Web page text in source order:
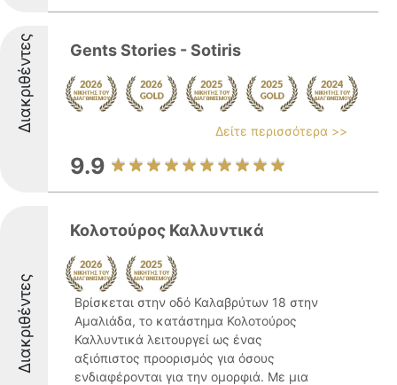
Διακριθέντες Gents Stories - Sotiris
Δείτε περισσότερα >>
9.9
Διακριθέντες
Κολοτούρος Καλλυντικά
Βρίσκεται στην οδό Καλαβρύτων 18 στην
Αμαλιάδα, το κατάστημα Κολοτούρος
Καλλυντικά λειτουργεί ως ένας
αξιόπιστος προορισμός για όσους
ενδιαφέρονται για την ομορφιά. Με μια